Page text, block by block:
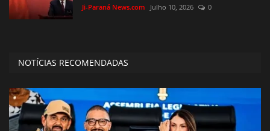
Ji-Paraná News.com Julho 10, 2026 0
NOTÍCIAS RECOMENDADAS